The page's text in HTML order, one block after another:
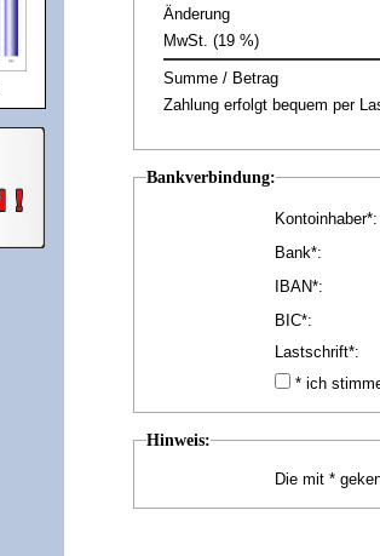
Änderung
MwSt. (19 %)
Summe / Betrag
Zahlung erfolgt bequem per
Bankverbindung:
Kontoinhaber*:
Bank*:
IBAN*:
BIC*:
Lastschrift*:
* ich
Hinweis:
Die mit *